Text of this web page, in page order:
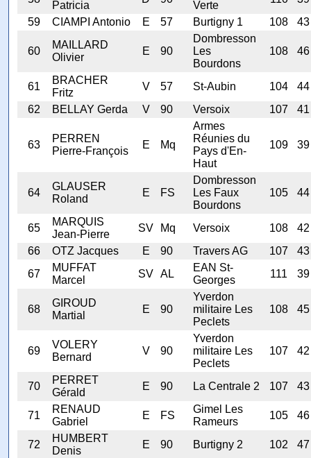
Patricia Verte
59
CIAMPI Antonio E 57 Burtigny 1 108 43
60
MAILLARD
Olivier
E 90
Dombresson
Les
Bourdons
108 46
61
BRACHER
Fritz
V 57 St-Aubin 104
44
62
BELLAY Gerda V 90 Versoix 107 41
63
PERREN
Pierre-François
E Mq
Armes
Réunies du
Pays d'En-
Haut
109 39
64
GLAUSER
Roland
E FS
Dombresson
Les Faux
Bourdons
105 44
65
MARQUIS
Jean-Pierre
SV Mq Versoix 108
42
66
OTZ Jacques E 90 Travers AG 107
43
67
MUFFAT
Marcel
SV AL
EAN St-
Georges
111 39
68
GIROUD
Martial
E 90
Yverdon
militaire Les
Peclets
108 45
69
VOLERY
Bernard
V 90
Yverdon
militaire Les
Peclets
107 42
70
PERRET
Gérald
E 90 La Centrale 2 107 43
71
RENAUD
Gabriel
E FS
Gimel Les
Rameurs
105 46
72
HUMBERT
Denis
E 90 Burtigny 2 102 47